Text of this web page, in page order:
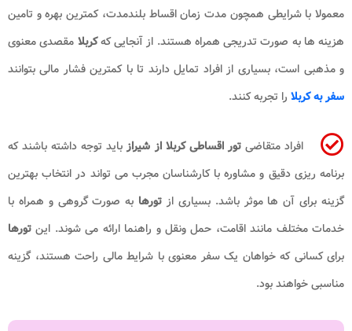
معمولا با شرایطی همچون مدت زمان اقساط بلندمدت، کمترین بهره و تامین
هزینه ها به صورت تدریجی همراه هستند. از آنجایی کهکربلا مقصدی معنوی
و مذهبی است، بسیاری از افراد تمایل دارند تا با کمترین فشار مالی بتوانند
سفر به کربلا را تجربه کنند.
افراد متقاضی تور اقساطی کربلا از شیرازباید توجه داشته باشند که
برنامه ریزی دقیق و مشاوره با کارشناسان مجرب می تواند در انتخاب بهترین
گزینه برای آن ها موثر باشد. بسیاری از تورها به صورت گروهی و همراه با
خدمات مختلف مانند اقامت، حمل ونقل و راهنما ارائه می شوند. این تورها
برای کسانی که خواهان یک سفر معنوی با شرایط مالی راحت هستند، گزینه
مناسبی خواهند بود.